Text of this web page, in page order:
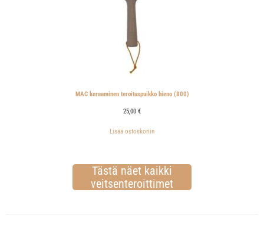
MAC keraaminen teroituspuikko hieno (800)
25,00 €
Lisää ostoskoriin
Tästä näet kaikki
veitsenteroittimet